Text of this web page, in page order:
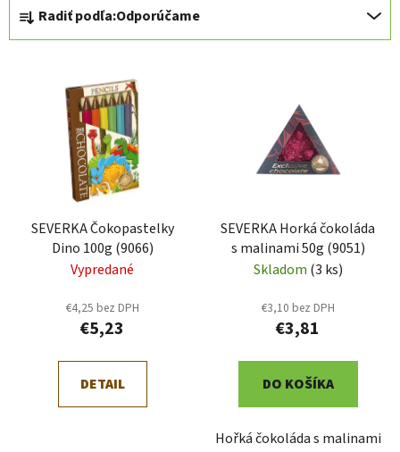
a
d
Radiť podľa:Odporúčame
SEVERKA Čokopastelky
Dino 100g (9066)
Vypredané
€4,25 bez DPH
€5,23
DETAIL
SEVERKA Horká čokoláda
s malinami 50g (9051)
Skladom (3 ks)
€3,10 bez DPH
€3,81
DO KOŠÍKA
Hořká čokoláda s malinami